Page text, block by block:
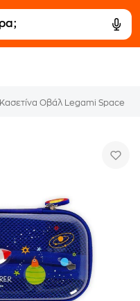
Κασετίνα Οβάλ Legami Space